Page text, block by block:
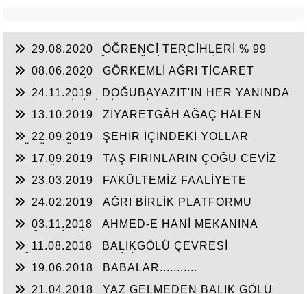
29.08.2020
ÖĞRENCİ TERCİHLERİ % 99
KAPASİTE ÇALIŞACAK
08.06.2020
GÖRKEMLİ AĞRI TİCARET
ESERİ…
24.11.2019
DOĞUBAYAZIT'IN HER YANINDA
13.10.2019
ZİYARETGÂH AĞAÇ HALEN
22.09.2019
ŞEHİR İÇİNDEKİ YOLLAR
17.09.2019
TAŞ FIRINLARIN ÇOĞU CEVİZ
23.03.2019
FAKÜLTEMİZ FAALİYETE
24.02.2019
AĞRI BİRLİK PLATFORMU
03.11.2018
AHMED-E HANİ MEKANINA
11.08.2018
BALIKGÖLÜ ÇEVRESİ
19.06.2018
BABALAR...........
21.04.2018
YAZ GELMEDEN BALIK GÖLÜ